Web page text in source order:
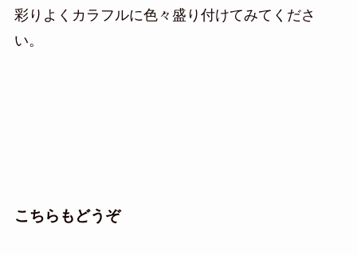
彩りよくカラフルに色々盛り付けてみてくださ
い。
こちらもどうぞ